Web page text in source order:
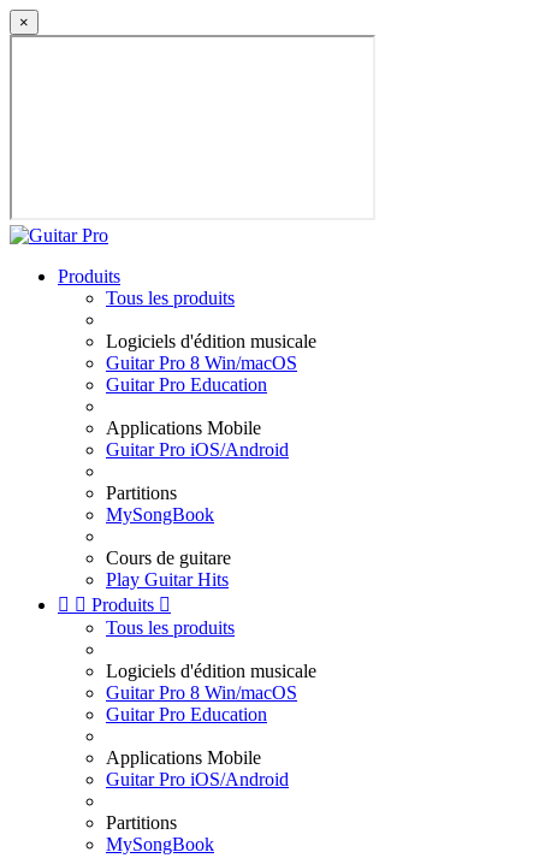
×
Produits
Tous les produits
Logiciels d'édition musicale
Guitar Pro 8 Win/macOS
Guitar Pro Education
Applications Mobile
Guitar Pro iOS/Android
Partitions
MySongBook
Cours de guitare
Play Guitar Hits
  Produits 
Tous les produits
Logiciels d'édition musicale
Guitar Pro 8 Win/macOS
Guitar Pro Education
Applications Mobile
Guitar Pro iOS/Android
Partitions
MySongBook